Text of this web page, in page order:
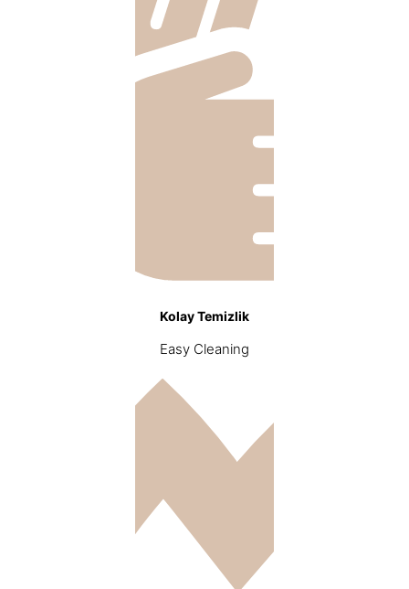
Kolay Temizlik
Easy Cleaning